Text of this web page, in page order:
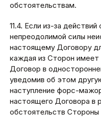
обстоятельствам.
11.4. Если из-за
непреодолимой силы
настоящему Договору
каждая из Сторон имеет
Договор в
уведомив об этом
наступление форс-
настоящего Договора в
обстоятельств